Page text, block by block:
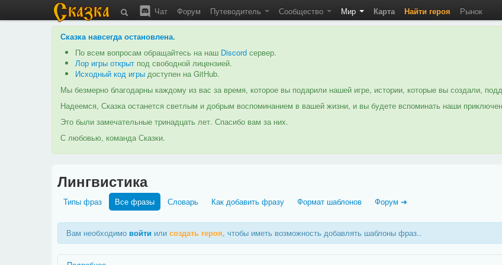
Чат Форум Путеводитель Сообщество Мир Карта Найти героя Рынок
Сказка навсегда остановлена.
По всем вопросам обращайтесь на наш Discord сервер.
Лор игры открыт под свободной лицензией.
Исходный код игры доступен на GitHub.
Мы безмерно благодарны каждому из вас за время, которое вы подарили нашей игре, истории, которые вы создали,
Надеемся, Сказка останется светлым и добрым воспоминанием в вашей жизни, и вы будете вспоминать наши
Это были замечательные тринадцать лет. Спасибо вам за них.
С любовью, команда Сказки.
Лингвистика
Типы фраз Все фразы Словарь Как добавить фразу Формат шаблонов Форум ➔
Вам необходимо войти или создать героя, чтобы иметь возможность добавлять шаблоны фраз..